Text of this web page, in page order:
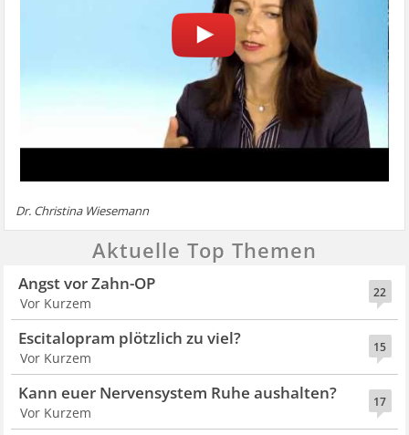
Dr. Christina Wiesemann
Aktuelle Top Themen
22
Angst vor Zahn-OP
Vor Kurzem
15
Escitalopram plötzlich zu viel?
Vor Kurzem
17
Kann euer Nervensystem Ruhe aushalten?
Vor Kurzem